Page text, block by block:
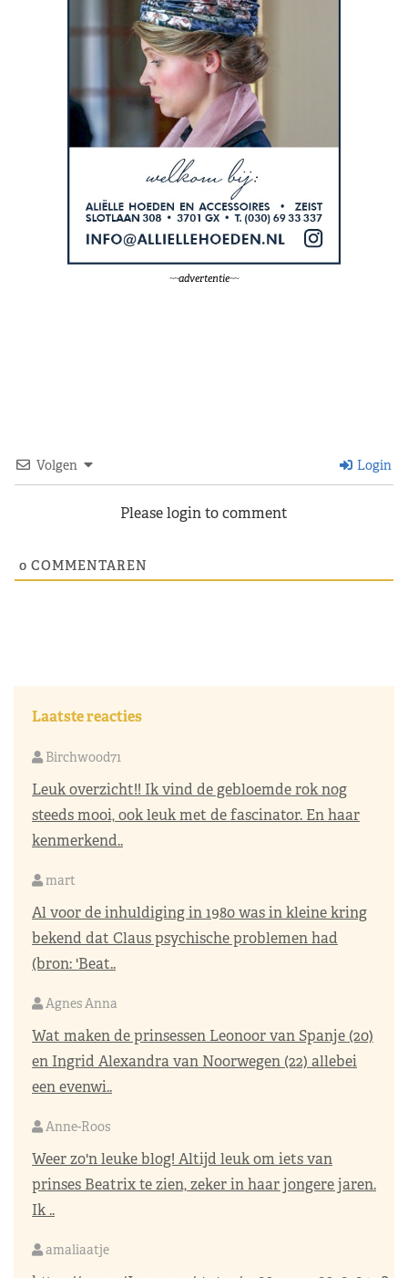
~~advertentie~~
Volgen Login
Please login to comment
0 COMMENTAREN
Laatste reacties
Birchwood71
Leuk overzicht!! Ik vind de gebloemde rok nog
steeds mooi, ook leuk met de fascinator. En haar
kenmerkend..
mart
Al voor de inhuldiging in 1980 was in kleine kring
bekend dat Claus psychische problemen had
(bron: 'Beat..
Agnes Anna
Wat maken de prinsessen Leonoor van Spanje (20)
en Ingrid Alexandra van Noorwegen (22) allebei
een evenwi..
Anne-Roos
Weer zo'n leuke blog! Altijd leuk om iets van
prinses Beatrix te zien, zeker in haar jongere jaren.
Ik ..
amaliaatje